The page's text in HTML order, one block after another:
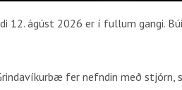
12. ágúst 2026 er í fullum gangi.
fer nefndin með